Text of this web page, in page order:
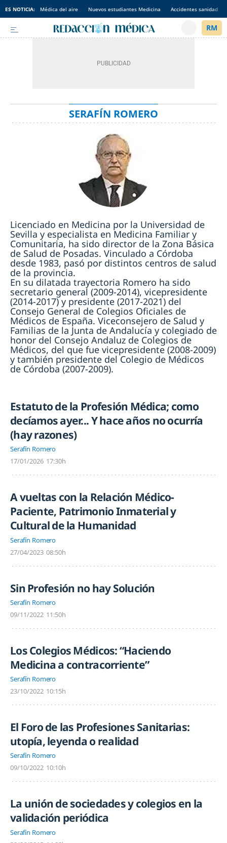
ES NOTICIA: Médica del aire Nuevos estudiantes Medicina Accidentes sanidad
SERAFÍN ROMERO
Licenciado en Medicina por la Universidad de
Sevilla y especialista en Medicina Familiar y
Comunitaria, ha sido director de la Zona Básica
de Salud de Posadas. Vinculado a Córdoba
desde 1983, pasó por distintos centros de salud
de la provincia.
En su dilatada trayectoria Romero ha sido
secretario general (2009-2014), vicepresidente
(2014-2017) y presidente (2017-2021) del
Consejo General de Colegios Oficiales de
Médicos de España. Viceconsejero de Salud y
Familias de la Junta de Andalucía y colegiado de
honor del Consejo Andaluz de Colegios de
Médicos, del que fue vicepresidente (2008-2009)
y también presidente del Colegio de Médicos
de Córdoba (2007-2009).
Estatuto de la Profesión Médica; como
decíamos ayer... Y hace años no ocurría
(hay razones)
Serafín Romero
17/01/2026 17:30h
A vueltas con la Relación Médico-
Paciente, Patrimonio Inmaterial y
Cultural de la Humanidad
Serafín Romero
27/04/2023 08:50h
Sin Profesión no hay Solución
Serafín Romero
09/11/2022 11:50h
Los Colegios Médicos: “Haciendo
Medicina a contracorriente”
Serafín Romero
23/10/2022 10:15h
El Foro de las Profesiones Sanitarias:
utopía, leyenda o realidad
Serafín Romero
09/10/2022 10:10h
La unión de sociedades y colegios en la
validación periódica
Serafín Romero